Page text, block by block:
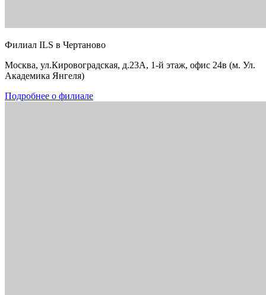
Филиал ILS в Чертаново
Москва, ул.Кировоградская, д.23А, 1-й этаж, офис 24в (м. Ул.
Академика Янгеля)
Подробнее о филиале